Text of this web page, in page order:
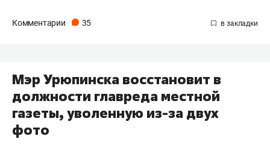
Комментарии 35
Мэр Урюпинска восстановит в
должности главреда местной
газеты, уволенную из-за двух
фото